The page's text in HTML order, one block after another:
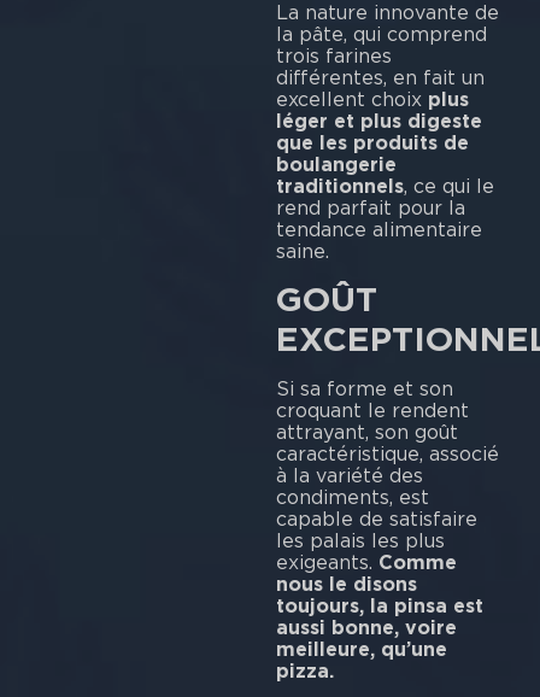
La nature innovante de
la pâte, qui comprend
trois farines
différentes, en fait un
excellent choix plus
léger et plus digeste
que les produits de
boulangerie
traditionnels, ce qui le
rend parfait pour la
tendance alimentaire
saine.
GOÛT
Si sa forme et son
croquant le rendent
attrayant, son goût
caractéristique, associé
à la variété des
condiments, est
capable de satisfaire
les palais les plus
exigeants. Comme
nous le disons
toujours, la pinsa est
aussi bonne, voire
meilleure, qu’une
pizza.